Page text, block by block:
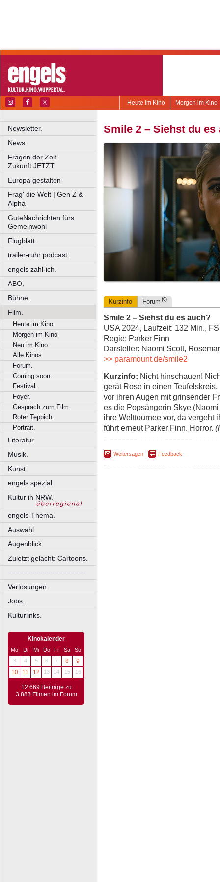
Morgen im Kino
Heute im Kino
Newsletter.
News.
Fragen der Zeit
Zukunft JETZT
Europa gestalten
Frag' die Welt | Gen Z &
Alpha
GuteNachrichten fürs
Gemeinwohl
Flugblatt.
trailer-ruhr podcast.
engels zahl-ich.
ABO.
Bühne.
Film.
Heute im Kino
Morgen im Kino
Neu im Kino
Alle Kinos.
Forum.
Coming soon.
Festival.
Foyer.
Gespräch zum Film.
Roter Teppich.
Portrait.
Literatur.
Musik.
Kunst.
engels spezial.
Kultur in NRW.
engels-Thema.
Auswahl.
Augenblick
Zuletzt gelacht: Cartoons.
––––––––––––––––––––
Verlosungen.
Jobs.
Kulturlinks.
Kinokalender
Mo Di Mi Do Fr Sa
So
3
4 5 6 7 8
9
10
11 12 13 14 15 16
12.669 Beiträge zu
3.883 Filmen im Forum
Smile 2 – Siehst du es
Kurzinfo Forum (0)
Smile 2 – Siehst du es auch?
USA 2024, Laufzeit: 132 Min.,
Regie: Parker Finn
Darsteller: Naomi Scott,
>> paramount.de/smile2
Kurzinfo: Nicht hinschauen!
gerät Rose in einen
vor ihren Augen mit grinsender
es die Popsängerin Skye
ihre Welttournee vor, da vergeht
führt erneut Parker Finn. Horror.
Weitersagen Feedback